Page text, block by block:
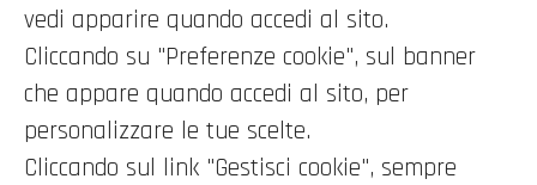
vedi apparire quando accedi al sito.
Cliccando su "Preferenze cookie", sul banner
che appare quando accedi al sito, per
personalizzare le tue scelte.
Cliccando sul link "Gestisci cookie", sempre